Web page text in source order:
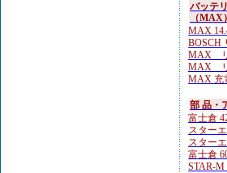
バッテ
（MAX）
MAX
BOSCH
MAX リ
MAX リ
MAX 充
部 品・
富士倉
スター
スター
富士倉
STAR-M